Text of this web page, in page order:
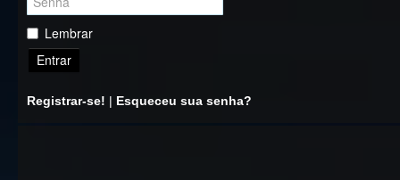
Clubes Livres
Lembrar
Entrar
Registrar-se! | Esqueceu sua senha?